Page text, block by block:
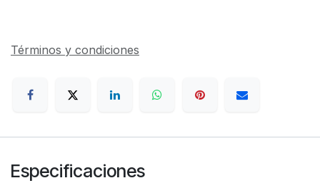
Términos y condiciones
Especificaciones